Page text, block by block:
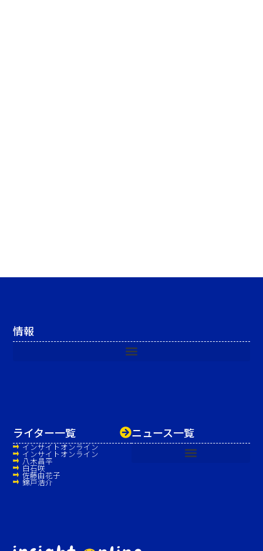
ニュース一覧
ライター一覧
インサイトオンライン
インサイトオンライン
八木昌平
白石咲
佐藤由花子
錦戸浩介
情報